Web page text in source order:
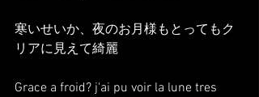
寒いせいか、夜のお月様もとってもク
リアに見えて綺麗
Grace a froid? j'ai pu voir la lune tres